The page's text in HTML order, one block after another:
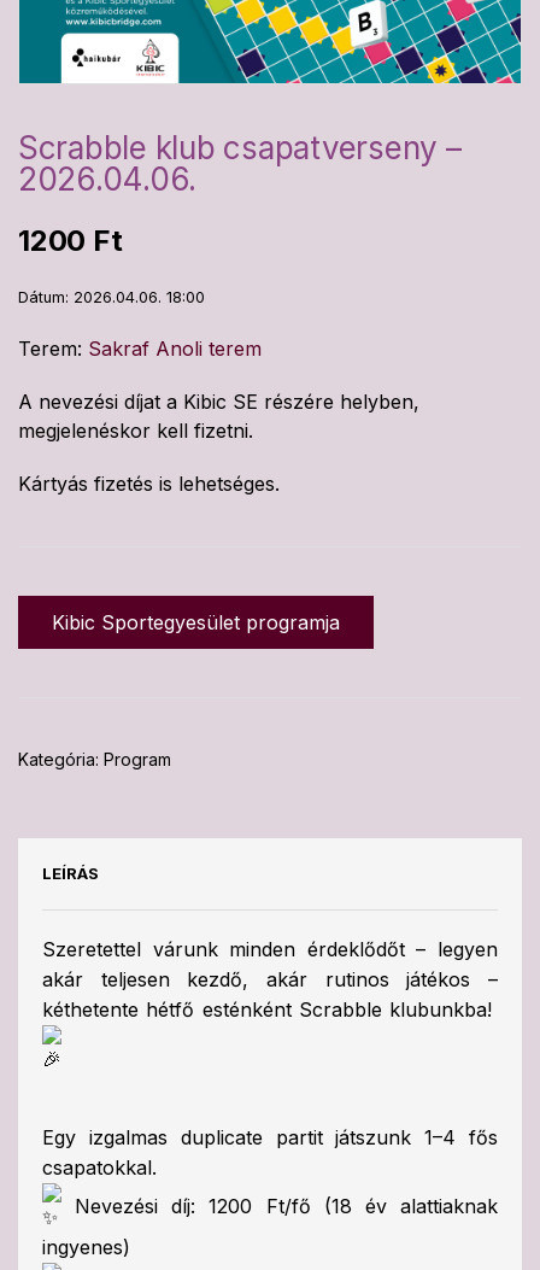
Scrabble klub csapatverseny –
2026.04.06.
1200 Ft
Dátum: 2026.04.06. 18:00
Terem: Sakraf Anoli terem
A nevezési díjat a Kibic SE részére helyben,
megjelenéskor kell fizetni.
Kártyás fizetés is lehetséges.
Kibic Sportegyesület programja
Kategória: Program
LEÍRÁS
Szeretettel várunk minden érdeklődőt – legyen
akár teljesen kezdő, akár rutinos játékos –
kéthetente hétfő esténként Scrabble klubunkba!
Egy izgalmas duplicate partit játszunk 1–4 fős
csapatokkal.
Nevezési díj: 1200 Ft/fő (18 év alattiaknak
ingyenes)